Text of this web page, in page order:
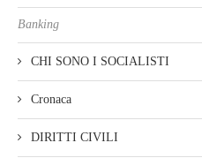
Banking
CHI SONO I SOCIALISTI
Cronaca
DIRITTI CIVILI